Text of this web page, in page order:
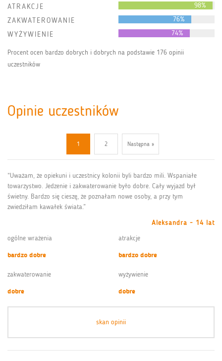
ATRAKCJE 98%
ZAKWATEROWANIE 76%
WYŻYWIENIE 74%
Procent ocen bardzo dobrych i dobrych na podstawie 176 opinii
uczestników
Opinie uczestników
1 2 Następna »
“Uważam, że opiekuni i uczestnicy kolonii byli bardzo mili. Wspaniałe
towarzystwo. Jedzenie i zakwaterowanie było dobre. Cały wyjazd był
świetny. Bardzo się cieszę, że poznałam nowe osoby, a przy tym
zwiedziłam kawałek świata.”
Aleksandra - 14 lat
ogólne wrażenia
bardzo dobre
atrakcje
bardzo dobre
zakwaterowanie
dobre
wyżywienie
dobre
skan opinii